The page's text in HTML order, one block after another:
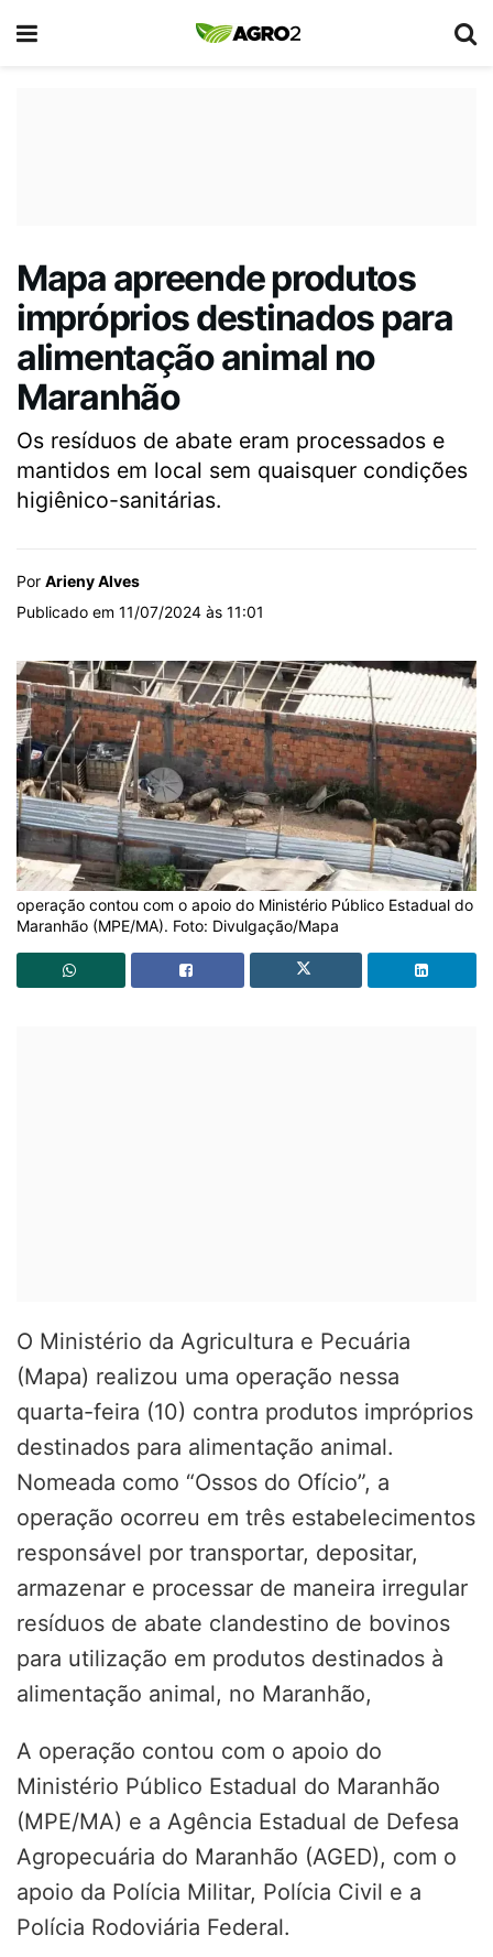
Mapa apreende produtos
impróprios destinados para
alimentação animal no
Maranhão
Os resíduos de abate eram processados e
mantidos em local sem quaisquer condições
higiênico-sanitárias.
Por Arieny Alves
Publicado em 11/07/2024 às 11:01
operação contou com o apoio do Ministério Público Estadual do
Maranhão (MPE/MA). Foto: Divulgação/Mapa
O Ministério da Agricultura e Pecuária
(Mapa) realizou uma operação nessa
quarta-feira (10) contra produtos impróprios
destinados para alimentação animal.
Nomeada como “Ossos do Ofício”, a
operação ocorreu em três estabelecimentos
responsável por transportar, depositar,
armazenar e processar de maneira irregular
resíduos de abate clandestino de bovinos
para utilização em produtos destinados à
alimentação animal, no Maranhão,
A operação contou com o apoio do
Ministério Público Estadual do Maranhão
(MPE/MA) e a Agência Estadual de Defesa
Agropecuária do Maranhão (AGED), com o
apoio da Polícia Militar, Polícia Civil e a
Polícia Rodoviária Federal.